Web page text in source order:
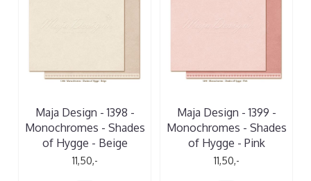
Maja Design - 1398 -
Monochromes - Shades
of Hygge - Beige
11,50,-
Maja Design - 1399 -
Monochromes - Shades
of Hygge - Pink
11,50,-